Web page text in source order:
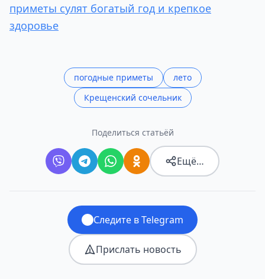
приметы сулят богатый год и крепкое
здоровье
погодные приметы
лето
Крещенский сочельник
Поделиться статьёй
Ещё…
Следите в Telegram
Прислать новость